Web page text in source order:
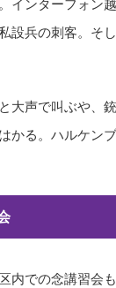
インターフォン
設兵の刺客。そ
大声で叫ぶや、
かる。ハルケン
内での念講習会